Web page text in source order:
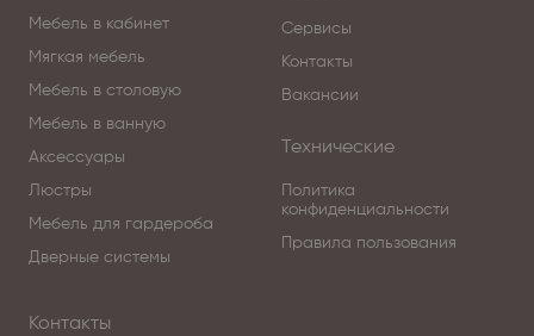
Мебель в кабинет
Мягкая мебель
Мебель в столовую
Мебель в ванную
Аксессуары
Люстры
Мебель для гардероба
Дверные системы
Сервисы
Контакты
Вакансии
Технические
Политика
конфиденциальности
Правила пользования
Контакты